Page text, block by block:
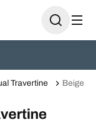
Travertine Beige